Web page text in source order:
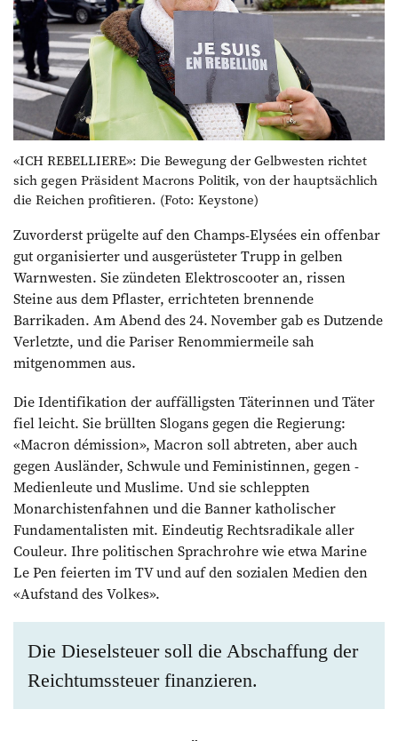
«ICH REBELLIERE»: Die Bewegung der Gelbwesten richtet
sich gegen Präsident Macrons Politik, von der hauptsächlich
die Reichen profitieren. (Foto: Keystone)
Zuvorderst prügelte auf den Champs-Elysées ein offenbar
gut organisierter und ausgerüsteter Trupp in gelben
Warnwesten. Sie zündeten Elektroscooter an, rissen
Steine aus dem Pflaster, errichteten brennende
Barrikaden. Am Abend des 24. November gab es Dutzende
Verletzte, und die Pariser Renommiermeile sah
mitgenommen aus.
Die Identifikation der auffälligsten Täterinnen und Täter
fiel leicht. Sie brüllten Slogans gegen die Regierung:
«Macron démission», Macron soll ab­treten, aber auch
gegen Ausländer, Schwule und Feministinnen, gegen ­
Medienleute und Muslime. Und sie schleppten
Monarchistenfahnen und die Banner katholischer
Fundamentalisten mit. Eindeutig Rechtsradikale aller
Couleur. Ihre politischen Sprachrohre wie etwa Marine
Le Pen feierten im TV und auf den sozialen Medien den
«Aufstand des Volkes».
Die Dieselsteuer soll die Abschaffung der
Reichtumssteuer finanzieren.